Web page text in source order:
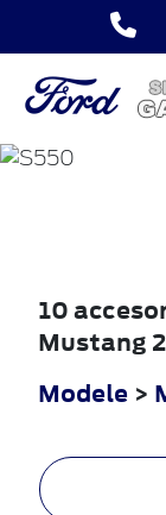
10
Mustang
Modele >